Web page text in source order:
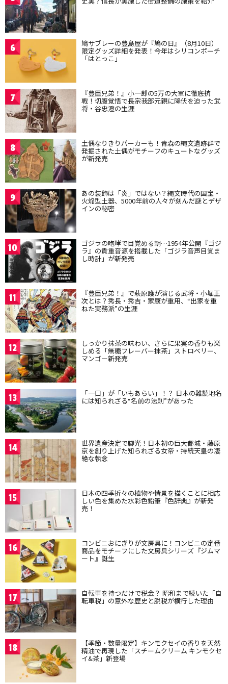
6 鳩サブレーの豊島屋が『鳩の日』（8月10日）
限定グッズ詳細を発表！今年はシリコンポーチ
「はとっこ」
7 『豊臣兄弟！』小一郎の5万の大軍に徹底抗
戦！切腹覚悟で長宗我部元親に降伏を迫った武
将・谷忠澄の生涯
8 土偶なりきりパーカーも！青森の縄文遺跡群で
発掘された土偶がモチーフのキュートなグッズ
が新発売
9 あの装飾は「炎」ではない？縄文時代の国宝・
火焔型土器、5000年前の人々が刻んだ謎とデザ
インの秘密
10 ゴジラの咆哮で目覚める朝…1954年公開『ゴジ
ラ』の貴重音源を搭載した「ゴジラ音声目覚ま
し時計」が新発売
11 『豊臣兄弟！』で萩原護が演じる武将・小堀正
次とは？秀長・秀吉・家康が重用、“出家を重
ねた実務派”の生涯
12 しっかり抹茶の味わい、さらに果実の香りも楽
しめる「無糖フレーバー抹茶」ストロベリー、
マンゴー新発売
13 「一口」が「いもあらい」！？ 日本の難読地名
には知られざる“名前の法則”があった
14 世界遺産決定で脚光！日本初の巨大都城・藤原
京を創り上げた知られざる女帝・持統天皇の凄
絶な執念
15 日本の四季折々の植物や情景を描くことに相応
しい色を集めた水彩色鉛筆『色辞典』が新発
売！
16 コンビニおにぎりが文房具に！コンビニの定番
商品をモチーフにした文房具シリーズ『ジムマ
ート』誕生
17 自転車を持つだけで税金？ 昭和まで続いた「自
転車税」の意外な歴史と脱税が横行した理由
18 【季節・数量限定】キンモクセイの香りを天然
精油で再現した「スチームクリーム キンモクセ
イ&茶」新登場